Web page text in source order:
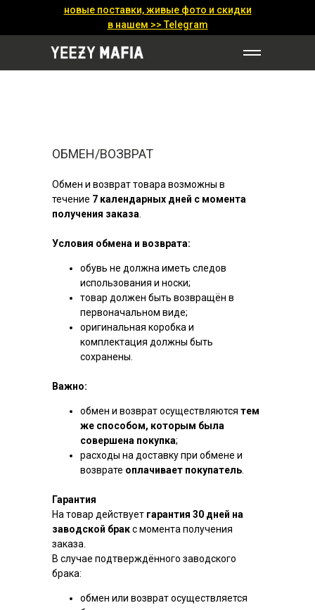
новые поставки, живые фото и скидки
в нашем >>Telegram
ОБМЕН/ВОЗВРАТ
Обмен и возврат товара возможны в
течение 7 календарных дней с момента
получения заказа
Условия обмена и возврата:
обувь не должна иметь следов
использования и носки;
товар должен быть возвращён в
первоначальном виде;
оригинальная коробка и
комплектация должны быть
сохранены.
Важно:
обмен и возврат осуществляются тем
же способом, которым была
совершена покупка;
расходы на доставку при обмене и
возврате оплачивает покупатель
Гарантия
На товар действует гарантия 30 дней на
заводской бракс момента получения
заказа.
В случае подтверждённого заводского
брака:
обмен или возврат осуществляется